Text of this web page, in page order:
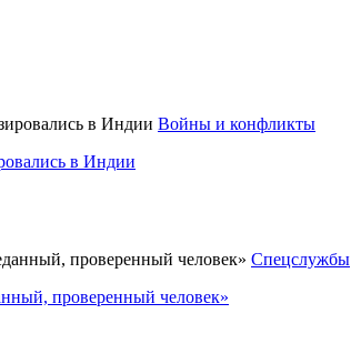
Войны и конфликты
в Индии
Спецслужбы
проверенный человек»